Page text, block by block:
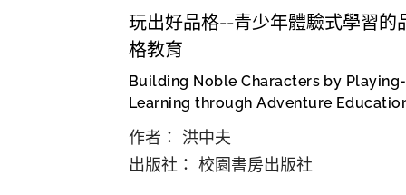
玩出好品格--青少年體驗式學習的
格教育
Building Noble Characters by
Learning through Adventure
作者： 洪中夫
出版社： 校園書房出版社